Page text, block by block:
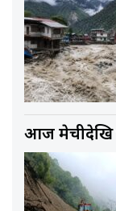
आज मेचीदेखि